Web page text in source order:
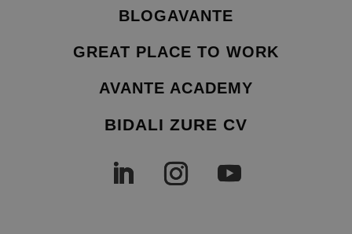
BLOGAVANTE
GREAT PLACE TO WORK
AVANTE ACADEMY
BIDALI ZURE CV